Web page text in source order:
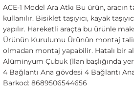
ACE-1 Model Ara Atkı Bu ürün,
kullanılır. Bisiklet taşıyıcı, kayak
yapılır. Hareketli araçta bu ürünle
Ürünün Kurulumu Ürünün montaj
olmadan montaj yapabilir. Hatalı bir
Alüminyum Çubuk (İlan başlığında
4 Bağlantı Ana gövdesi 4 Bağlantı
Barkod: 8689506544656